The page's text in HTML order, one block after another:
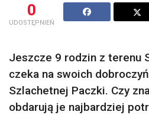
0
UDOSTĘPNIEŃ
Jeszcze 9 rodzin z terenu
czeka na swoich
Szlachetnej Paczki. Czy
obdarują je najbardziej